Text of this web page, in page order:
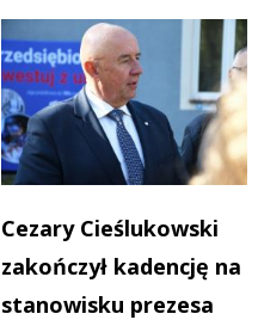
Cezary Cieślukowski
zakończył kadencję na
stanowisku prezesa